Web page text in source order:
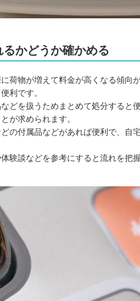
かどうか確かめる
荷物が増えて料金が高くなる傾向
利です。
どを扱うためまとめて処分すると
が求められます。
の付属品などがあれば便利で、自
験談などを参考にすると流れを把